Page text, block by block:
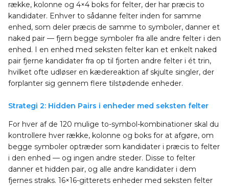
række, kolonne og 4×4 boks for felter, der har præcis to
kandidater. Enhver to sådanne felter inden for samme
enhed, som deler præcis de samme to symboler, danner et
naked pair — fjern begge symboler fra alle andre felter i den
enhed. I en enhed med seksten felter kan et enkelt naked
pair fjerne kandidater fra op til fjorten andre felter i ét trin,
hvilket ofte udløser en kædereaktion af skjulte singler, der
forplanter sig gennem flere tilstødende enheder.
Strategi 2: Hidden Pairs i enheder med seksten felter
For hver af de 120 mulige to-symbol-kombinationer skal du
kontrollere hver række, kolonne og boks for at afgøre, om
begge symboler optræder som kandidater i præcis to felter
i den enhed — og ingen andre steder. Disse to felter
danner et hidden pair, og alle andre kandidater i dem
fjernes straks. 16×16-gitterets enheder med seksten felter